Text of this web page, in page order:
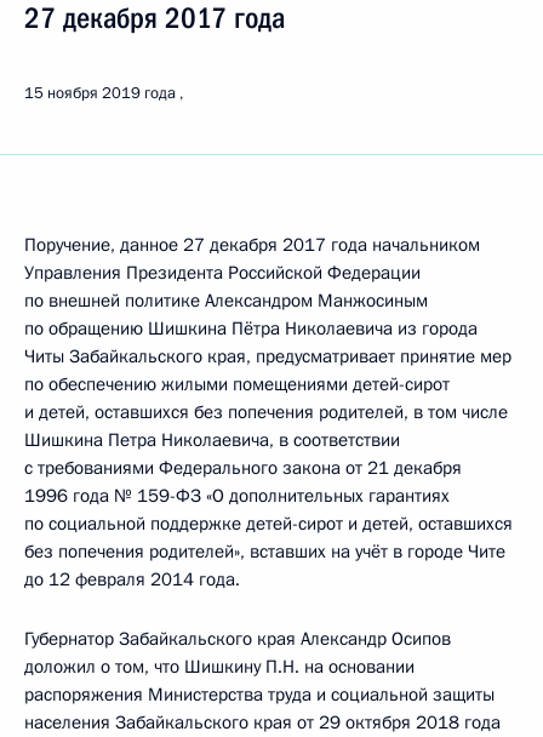
27 декабря 2017 года
15 ноября 2019 года
Поручение, данное 27 декабря 2017 года начальником
Управления Президента Российской Федерации
по внешней политике Александром Манжосиным
по обращению Шишкина Пётра Николаевича из города
Читы Забайкальского края, предусматривает принятие мер
по обеспечению жилыми помещениями детей-сирот
и детей, оставшихся без попечения родителей, в том числе
Шишкина Петра Николаевича, в соответствии
с требованиями Федерального закона от 21 декабря
1996 года № 159-ФЗ «О дополнительных гарантиях
по социальной поддержке детей-сирот и детей, оставшихся
без попечения родителей», вставших на учёт в городе Чите
до 12 февраля 2014 года.
Губернатор Забайкальского края Александр Осипов
доложил о том, что Шишкину П.Н. на основании
распоряжения Министерства труда и социальной защиты
населения Забайкальского края от 29 октября 2018 года